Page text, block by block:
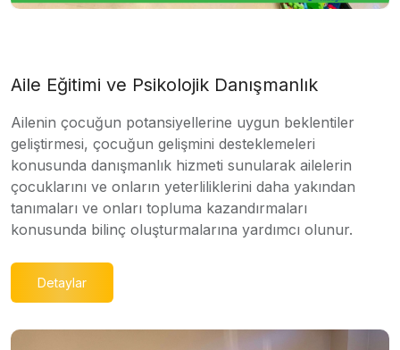
Aile Eğitimi ve Psikolojik Danışmanlık
Ailenin çocuğun potansiyellerine uygun beklentiler
geliştirmesi, çocuğun gelişmini desteklemeleri
konusunda danışmanlık hizmeti sunularak ailelerin
çocuklarını ve onların yeterliliklerini daha yakından
tanımaları ve onları topluma kazandırmaları
konusunda bilinç oluşturmalarına yardımcı olunur.
Detaylar